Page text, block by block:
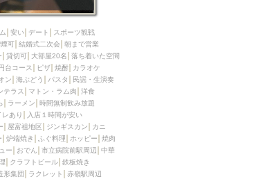
古島駅周辺
ふぐ料理
フェ）
おでん
料理
駅周辺
造形集団
安い デート
スポーツ観戦
可 結婚式二次会 朝まで営業
貸切可 大部屋20名
落ち着いた空間
台コース ピザ 焼酎
カラオケ
ン 海ぶどう パスタ
民謡・生演奏
テラス マトン・ラム肉
洋食
ラーメン
時間無制飲み放題
あり
入店１時間が安い
屋富祖地区 ジンギスカン
カニ
炉端焼き ふぐ料理 ホッピー
焼肉
ー おでん 市立病院前駅周辺
中華
クラフトビール 鉄板焼き
形集団 ラクレット 赤嶺駅周辺